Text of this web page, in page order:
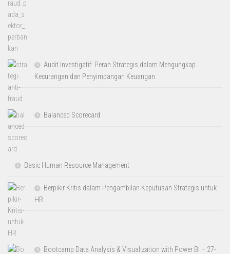
Audit Investigatif: Peran Strategis dalam Mengungkap
Kecurangan dan Penyimpangan Keuangan
Balanced Scorecard
Basic Human Resource Management
Berpikir Kritis dalam Pengambilan Keputusan Strategis untuk
HR
Bootcamp Data Analysis & Visualization with Power BI – 27-